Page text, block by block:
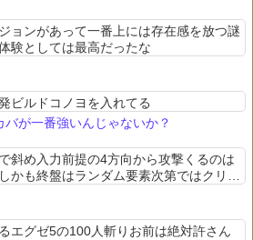
ョンがあって一番上には存在感を放つ謎
験としては最高だったな
ビルドコノヨを入れてる
バが一番強いんじゃないか？
斜め入力前提の4方向から攻撃くるのは
かも終盤はランダム要素次第ではクリア
るという
エグゼ5の100人斬りお前は絶対許さん